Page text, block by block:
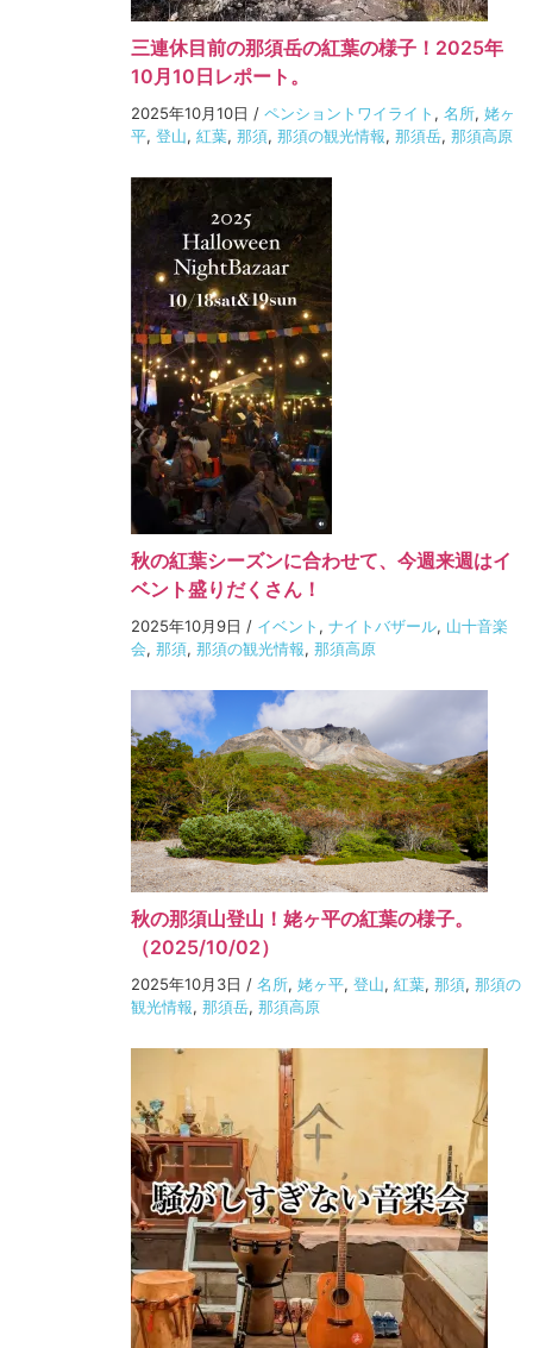
三連休目前の那須岳の紅葉の様子！2025年
10月10日レポート。
2025年10月10日 / ペンショントワイライト , 名所, 姥ヶ
平, 登山, 紅葉, 那須, 那須の観光情報, 那須岳, 那須高原
秋の紅葉シーズンに合わせて、今週来週はイ
ベント盛りだくさん！
2025年10月9日 / イベント , ナイトバザール, 山十音楽
会, 那須, 那須の観光情報, 那須高原
秋の那須山登山！姥ヶ平の紅葉の様子。
（2025/10/02）
2025年10月3日 / 名所, 姥ヶ平, 登山, 紅葉, 那須, 那須の
観光情報, 那須岳, 那須高原